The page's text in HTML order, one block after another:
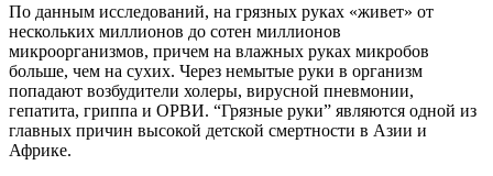
По данным исследований, на грязных руках «живет» от
нескольких миллионов до сотен миллионов
микроорганизмов, причем на влажных руках микробов
больше, чем на сухих. Через немытые руки в организм
попадают возбудители холеры, вирусной пневмонии,
гепатита, гриппа и ОРВИ. “Грязные руки” являются одной из
главных причин высокой детской смертности в Азии и
Африке.